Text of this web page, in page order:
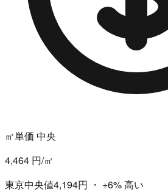
㎡単価 中央
4,464 円/㎡
東京中央値4,194円 ・ +6%高い